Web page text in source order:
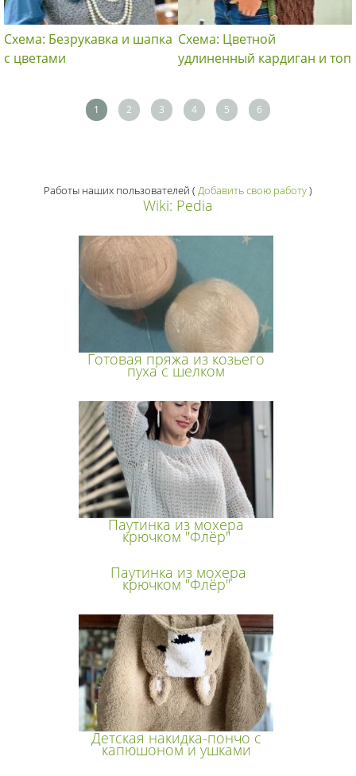
Схема: Безрукавка и шапка
с цветами
Схема: Цветной
удлиненный кардиган и топ
1 2 3 4 5 6
Работы наших пользователей ( Добавить свою работу)
Wiki: Pedia
Готовая пряжа из козьего
пуха с шелком
Паутинка из мохера
крючком "Флёр"
Паутинка из мохера
крючком "Флёр"
Детская накидка-пончо с
капюшоном и ушками